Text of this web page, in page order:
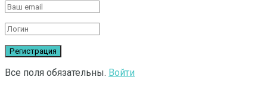
Все поля обязательны. Войти